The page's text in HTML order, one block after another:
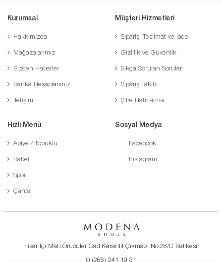
Kurumsal
Hakkımızda
Mağazalarımız
Bizden Haberler
Banka Hesaplarımız
İletişim
Müşteri Hizmetleri
Sipariş, Teslimat ve İade
Gizlilik ve Güvenlik
Sıkça Sorulan Sorular
Sipariş Takibi
Şifre Hatırlatma
Hızlı Menü
Abiye / Topuklu
Babet
Spor
Çanta
Sosyal Medya
Facebook
Instagram
Hisar İçi Mah.Örücüler Cad.Karanfil Çıkmazı No:28/C Balıkesir
0 (266) 241 19 31